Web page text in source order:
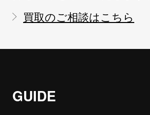
買取のご相談はこちら
GUIDE